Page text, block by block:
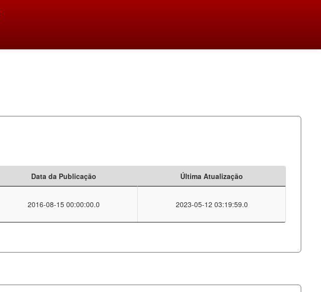
Data da Publicação Última Atualização
2016-08-15 00:00:00.0 2023-05-12 03:19:59.0